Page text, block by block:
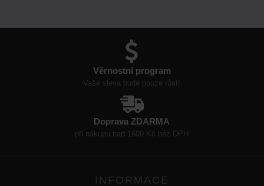
Věrnostní program
Vaše sleva bude pouze růst!
Doprava ZDARMA
při nákupu nad 1600 Kč bez DPH
INFORMACE